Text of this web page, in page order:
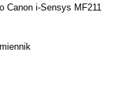
Canon i-Sensys MF211